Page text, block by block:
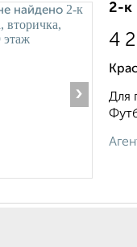
›
2-к
4
Для